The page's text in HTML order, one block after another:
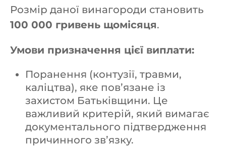
Розмір даної винагороди становить
100 000 гривень щомісяця.
Умови призначення цієї виплати:
Поранення (контузії, травми,
каліцтва), яке пов’язане із
захистом Батьківщини. Це
важливий критерій, який вимагає
документального підтвердження
причинного зв’язку.